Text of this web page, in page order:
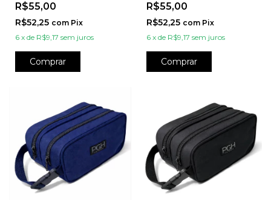
R$55,00
R$52,25 com Pix
6 x de R$9,17 sem juros
Comprar
R$55,00
R$52,25 com Pix
6 x de R$9,17 sem juros
Comprar